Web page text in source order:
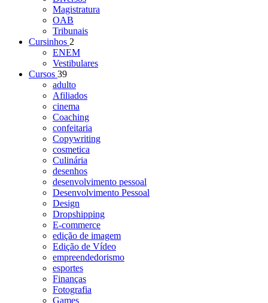
Magistratura
OAB
Tribunais
Cursinhos 2
ENEM
Vestibulares
Cursos 39
adulto
Afiliados
cinema
Coaching
confeitaria
Copywriting
cosmetica
Culinária
desenhos
desenvolvimento pessoal
Desenvolvimento Pessoal
Design
Dropshipping
E-commerce
edição de imagem
Edição de Vídeo
empreendedorismo
esportes
Finanças
Fotografia
Games